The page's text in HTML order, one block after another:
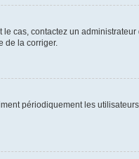
cas, contactez un
de la corriger.
périodiquement les